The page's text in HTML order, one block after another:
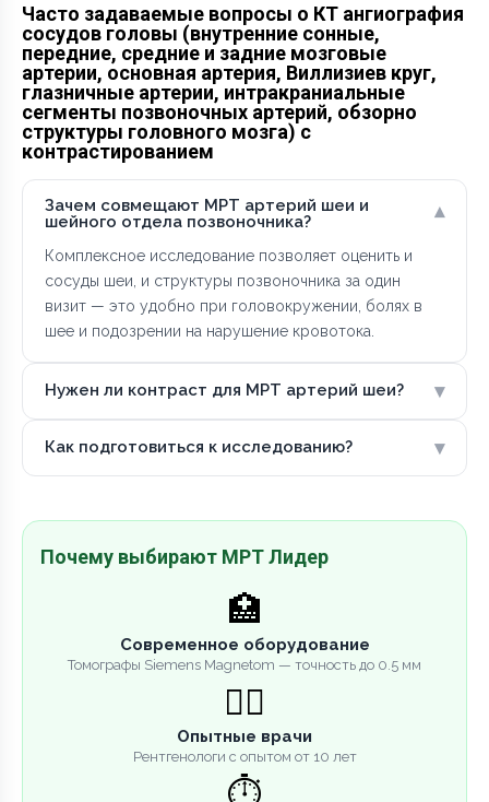
Часто задаваемые вопросы о КТ ангиография
сосудов головы (внутренние сонные,
передние, средние и задние мозговые
артерии, основная артерия, Виллизиев круг,
глазничные артерии, интракраниальные
сегменты позвоночных артерий, обзорно
структуры головного мозга) с
контрастированием
Зачем совмещают МРТ артерий шеи и
шейного отдела позвоночника?
▾
Комплексное исследование позволяет оценить и
сосуды шеи, и структуры позвоночника за один
визит — это удобно при головокружении, болях в
шее и подозрении на нарушение кровотока.
Нужен ли контраст для МРТ артерий шеи? ▾
Как подготовиться к исследованию? ▾
Почему выбирают МРТ Лидер
🏥
Современное оборудование
Томографы Siemens Magnetom — точность до 0.5 мм
👨‍⚕️
Опытные врачи
Рентгенологи с опытом от 10 лет
⏱️